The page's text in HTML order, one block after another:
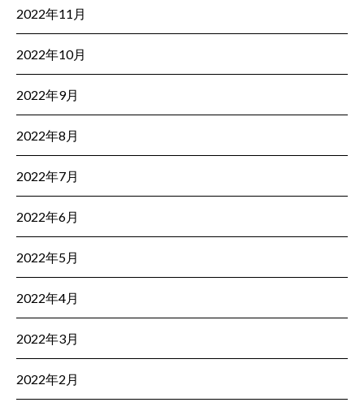
2022年11月
2022年10月
2022年9月
2022年8月
2022年7月
2022年6月
2022年5月
2022年4月
2022年3月
2022年2月